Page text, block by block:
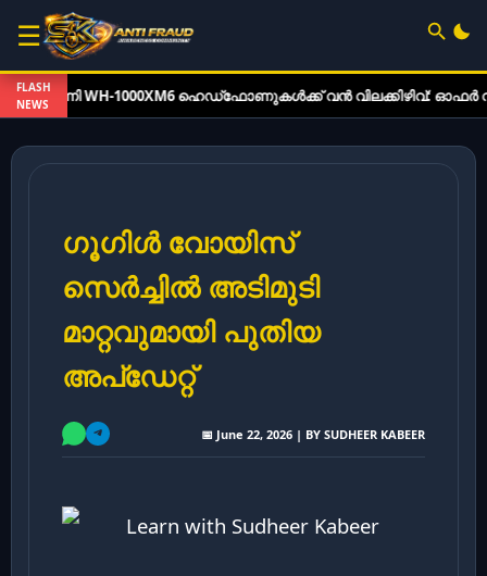
☰
FLASH
NEWS
1000XM6 ഹെഡ്‌ഫോണുകൾക്ക് വൻ വിലക്കിഴിവ്: ഓഫർ വിവരങ്ങൾ
ഗൂഗിൾ വോയിസ്
സെർച്ചിൽ അടിമുടി
മാറ്റവുമായി പുതിയ
അപ്‌ഡേറ്റ്
📅 June 22, 2026 | BY SUDHEER KABEER